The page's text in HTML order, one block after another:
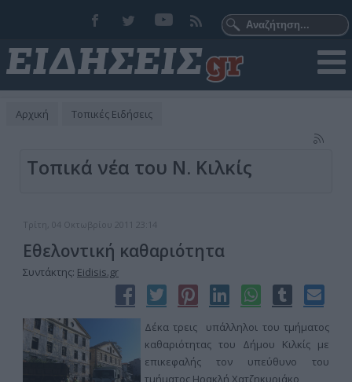
Αρχική Τοπικές Ειδήσεις
Τοπικά νέα του Ν. Κιλκίς
Τρίτη, 04 Οκτωβρίου 2011 23:14
Εθελοντική καθαριότητα
Συντάκτης: Eidisis.gr
Δέκα τρεις υπάλληλοι του τμήματος
καθαριότητας του Δήμου Κιλκίς με
επικεφαλής τον υπεύθυνο του
τμήματος Ηρακλή Χατζηκυριάκο